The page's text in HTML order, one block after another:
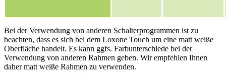
Bei der Verwendung von anderen Schalterprogrammen ist zu
beachten, dass es sich bei dem Loxone Touch um eine matt weiße
Oberfläche handelt. Es kann ggfs. Farbunterschiede bei der
Verwendung von anderen Rahmen geben. Wir empfehlen Ihnen
daher matt weiße Rahmen zu verwenden.